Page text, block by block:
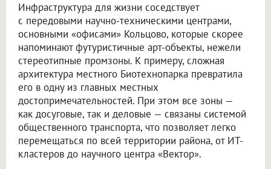
Инфраструктура для жизни соседствует
с передовыми научно-техническими центрами,
основными «офисами» Кольцово, которые скорее
напоминают футуристичные арт-объекты, нежели
стереотипные промзоны. К примеру, сложная
архитектура местного Биотехнопарка превратила
его в одну из главных местных
достопримечательностей. При этом все зоны —
как досуговые, так и деловые — связаны системой
общественного транспорта, что позволяет легко
перемещаться по всей территории района, от ИТ-
кластеров до научного центра «Вектор».